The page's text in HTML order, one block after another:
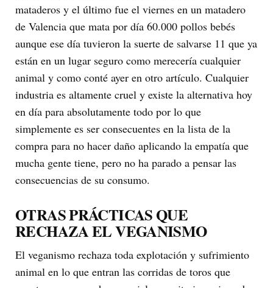
mataderos y el último fue el viernes en un matadero
de Valencia que mata por día 60.000 pollos bebés
aunque ese día tuvieron la suerte de salvarse 11 que ya
están en un lugar seguro como merecería cualquier
animal y como conté ayer en otro artículo. Cualquier
industria es altamente cruel y existe la alternativa hoy
en día para absolutamente todo por lo que
simplemente es ser consecuentes en la lista de la
compra para no hacer daño aplicando la empatía que
mucha gente tiene, pero no ha parado a pensar las
consecuencias de su consumo.
OTRAS PRÁCTICAS QUE
RECHAZA EL VEGANISMO
El veganismo rechaza toda explotación y sufrimiento
animal en lo que entran las corridas de toros que